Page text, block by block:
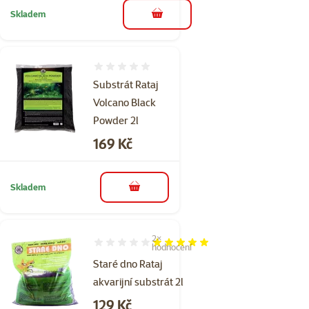
Skladem do košíku
Substrát Rataj
Volcano Black
Powder 2l
Cena
169 Kč
Skladem do košíku
Staré dno Rataj
akvarijní substrát 2l
Hodnocení 100%, počet hodnocení: 2
2×
hodnocení
Cena
129 Kč